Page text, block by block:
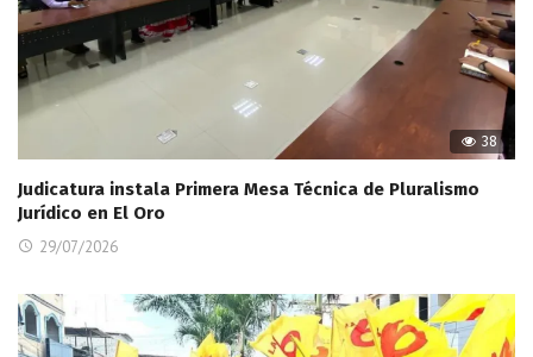
38
Judicatura instala Primera Mesa Técnica de Pluralismo
Jurídico en El Oro
29/07/2026